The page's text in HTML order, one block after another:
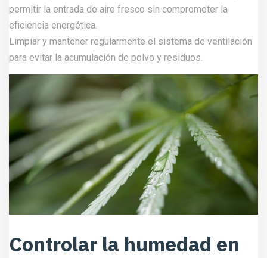
permitir la entrada de aire fresco sin comprometer la
eficiencia energética.
Limpiar y mantener regularmente el sistema de ventilación
para evitar la acumulación de polvo y residuos.
Controlar la humedad en